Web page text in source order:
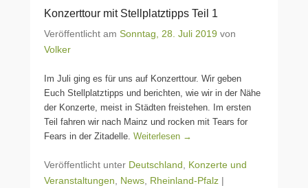
Konzerttour mit Stellplatztipps Teil 1
Veröffentlicht am Sonntag, 28. Juli 2019 von
Volker
Im Juli ging es für uns auf Konzerttour. Wir geben
Euch Stellplatztipps und berichten, wie wir in der Nähe
der Konzerte, meist in Städten freistehen. Im ersten
Teil fahren wir nach Mainz und rocken mit Tears for
Fears in der Zitadelle. Weiterlesen →
Veröffentlicht unter Deutschland
Konzerte und
Veranstaltungen
News Rheinland-Pfalz |